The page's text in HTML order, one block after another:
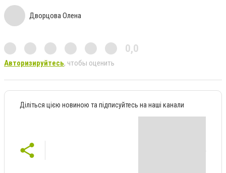
Дворцова Олена
0,0
Авторизируйтесь, чтобы оценить
Діліться цією новиною та підписуйтесь на наші канали